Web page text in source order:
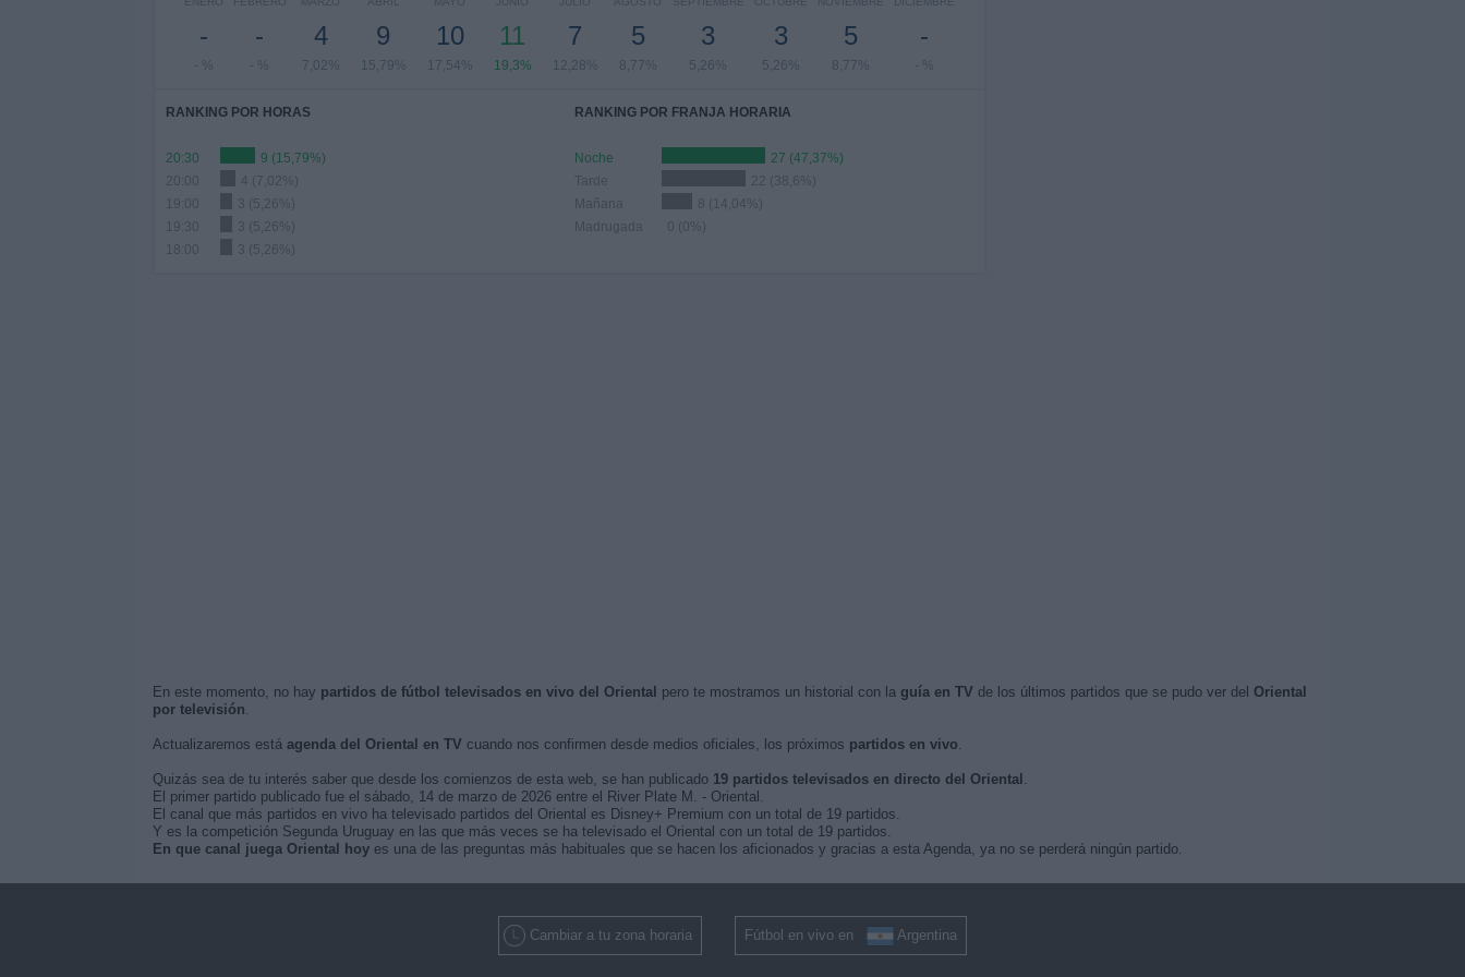
-
- %
-
- %
4
7,02%
9
15,79%
10
17,54%
11
19,3%
7
12,28%
5
8,77%
3
5,26%
3
5,26%
5
8,77%
-
- %
RANKING POR HORAS
20:30
9 (15,79%)
20:00
4 (7,02%)
19:00
3 (5,26%)
19:30
3 (5,26%)
18:00
3 (5,26%)
RANKING POR FRANJA HORARIA
Noche
27 (47,37%)
Tarde
22 (38,6%)
Mañana
8 (14,04%)
Madrugada
0 (0%)
En este momento, no hay partidos de fútbol televisados en vivo del Oriental pero te mostramos un historial con la guía en TV de los últimos partidos que se pudo ver del Oriental
por televisión.
Actualizaremos está agenda del Oriental en TV cuando nos confirmen desde medios oficiales, los próximos partidos en vivo.
Quizás sea de tu interés saber que desde los comienzos de esta web, se han publicado 19 partidos televisados en directo del Oriental .
El primer partido publicado fue el sábado, 14 de marzo de 2026 entre el River Plate M. - Oriental.
El canal que más partidos en vivo ha televisado partidos del Oriental es Disney+ Premium con un total de 19 partidos.
Y es la competición Segunda Uruguay en las que más veces se ha televisado el Oriental con un total de 19 partidos.
En que canal juega Oriental hoyes una de las preguntas más habituales que se hacen los aficionados y gracias a esta Agenda, ya no se perderá ningún partido.
Cambiar a tu zona horaria Fútbol en vivo en Argentina